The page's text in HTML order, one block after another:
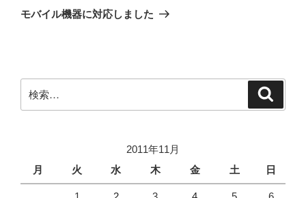
ゲ
ン
の
モバイル機器に対応しました
索:
2011年11月
月
火 水 木 金 土 日